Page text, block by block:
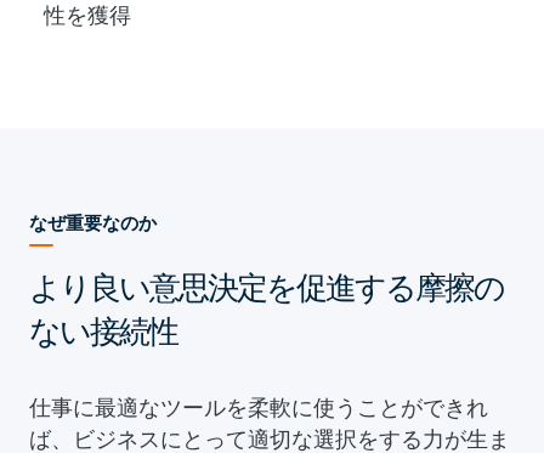
性を獲得
なぜ重要なのか
より良い意思決定を促進する摩擦の
ない接続性
仕事に最適なツールを柔軟に使うことができれ
ば、ビジネスにとって適切な選択をする力が生ま